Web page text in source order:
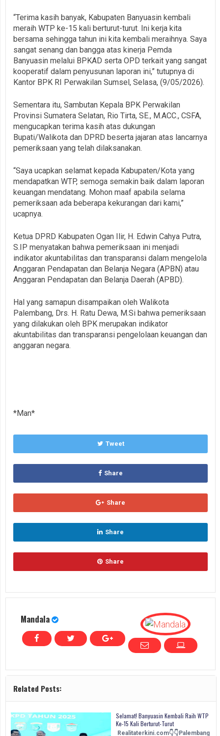
“Terima kasih banyak, Kabupaten Banyuasin kembali
meraih WTP ke-15 kali berturut-turut. Ini kerja kita
bersama sehingga tahun ini kita kembali meraihnya. Saya
sangat senang dan bangga atas kinerja Pemda
Banyuasin melalui BPKAD serta OPD terkait yang sangat
kooperatif dalam penyusunan laporan ini,” tutupnya di
Kantor BPK RI Perwakilan Sumsel, Selasa, (9/05/2026).
Sementara itu, Sambutan Kepala BPK Perwakilan
Provinsi Sumatera Selatan, Rio Tirta, SE., M.ACC., CSFA,
mengucapkan terima kasih atas dukungan
Bupati/Walikota dan DPRD beserta jajaran atas lancarnya
pemeriksaan yang telah dilaksanakan.
“Saya ucapkan selamat kepada Kabupaten/Kota yang
mendapatkan WTP, semoga semakin baik dalam laporan
keuangan mendatang. Mohon maaf apabila selama
pemeriksaan ada beberapa kekurangan dari kami,”
ucapnya.
Ketua DPRD Kabupaten Ogan Ilir, H. Edwin Cahya Putra,
S.IP menyatakan bahwa pemeriksaan ini menjadi
indikator akuntabilitas dan transparansi dalam mengelola
Anggaran Pendapatan dan Belanja Negara (APBN) atau
Anggaran Pendapatan dan Belanja Daerah (APBD).
Hal yang samapun disampaikan oleh Walikota
Palembang, Drs. H. Ratu Dewa, M.Si bahwa pemeriksaan
yang dilakukan oleh BPK merupakan indikator
akuntabilitas dan transparansi pengelolaan keuangan dan
anggaran negara.
*Man*
Tweet
Share
Share
Share
Share
Mandala
Related Posts:
Selamat! Banyuasin Kembali Raih WTP
Ke-15 Kali Berturut-Turut
Realitaterkini.com👇👇Palembang